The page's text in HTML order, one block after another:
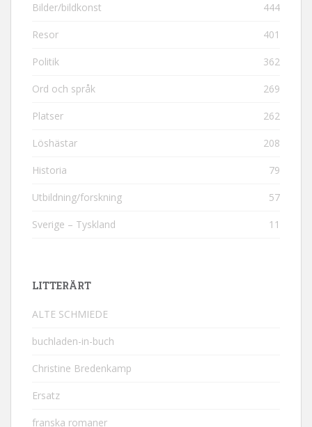
Bilder/bildkonst 444
Resor 401
Politik 362
Ord och språk 269
Platser 262
Löshästar 208
Historia 79
Utbildning/forskning 57
Sverige – Tyskland 11
LITTERÄRT
ALTE SCHMIEDE
buchladen-in-buch
Christine Bredenkamp
Ersatz
franska romaner